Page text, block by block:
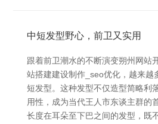
中短发型野心，前卫又实用
跟着前卫潮水的不断演变朔州网站
站搭建建设制作_seo优化，越来越
短发型。这种发型不仅造型简略利
用性，成为当代王人市东谈主群的
长度在耳朵至下巴之间的发型，既